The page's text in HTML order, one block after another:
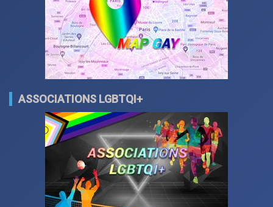
ASSOCIATIONS LGBTQI+